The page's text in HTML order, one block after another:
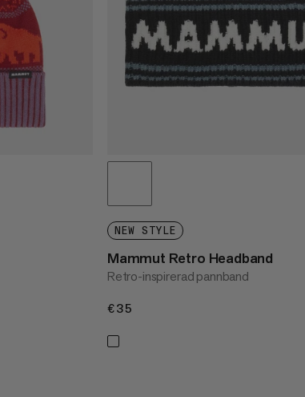
NEW STYLE
Mammut Retro Headband
Retro-inspirerad pannband
€35